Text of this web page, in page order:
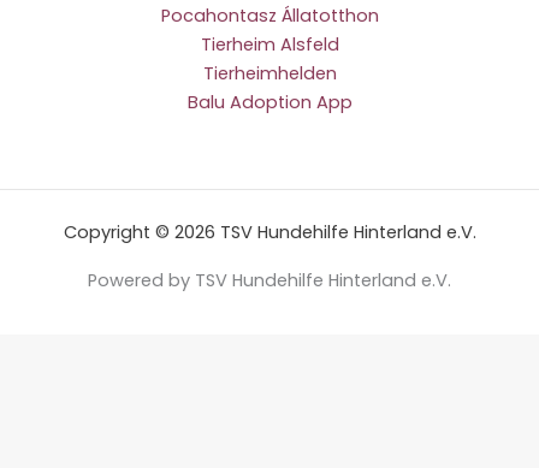
Pocahontasz Állatotthon
Tierheim Alsfeld
Tierheimhelden
Balu Adoption App
Copyright © 2026 TSV Hundehilfe Hinterland e.V.
Powered by TSV Hundehilfe Hinterland e.V.